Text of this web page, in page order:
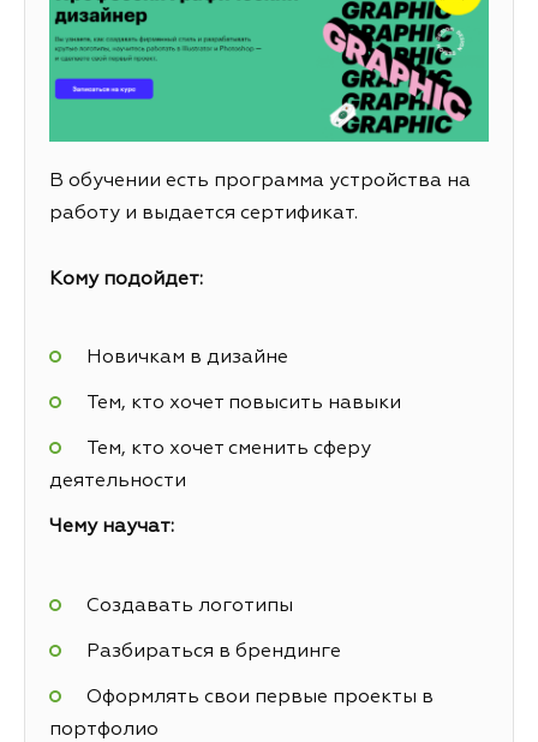
В обучении есть программа устройства на
работу и выдается сертификат.
Кому подойдет:
Новичкам в дизайне
Тем, кто хочет повысить навыки
Тем, кто хочет сменить сферу
деятельности
Чему научат:
Создавать логотипы
Разбираться в брендинге
Оформлять свои первые проекты в
портфолио